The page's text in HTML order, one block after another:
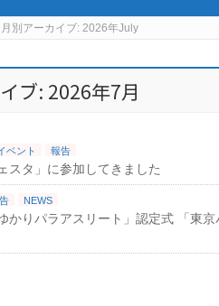
月別アーカイブ: 2026年July
ブ: 2026年7月
ベント 報告
スタ」に参加してきました
NEWS
かりパラアスリート」認定式 「東